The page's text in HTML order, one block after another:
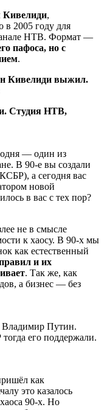
Кивелиди,
в 2005 году для
НТВ. Формат —
пафоса, но с
.
Кивелиди выжил.
Студия НТВ,
— один из
В 90-е вы создали
а сегодня вас
новой
в вас с тех пор?
не в смысле
к хаосу. В 90-х мы
как естественный
и их
. Так же, как
а бизнес — без
Путин.
его поддержали.
как
это казалось
90-х. Но